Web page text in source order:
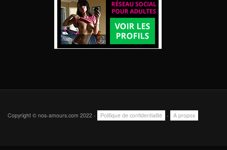
Copyright © nos-amours.com 2022 - Politique de confidentialité - A propos